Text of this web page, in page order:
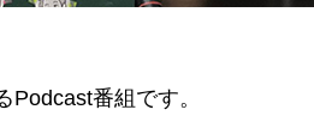
番組です。